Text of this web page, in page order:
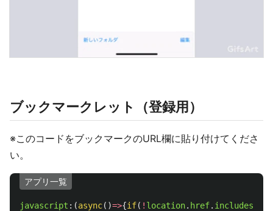
ブックマークレット（登録用）
※このコードをブックマークのURL欄に貼り付けてくださ
い。
アプリ一覧
javascript :(async()=>{if( ! location. href. includes